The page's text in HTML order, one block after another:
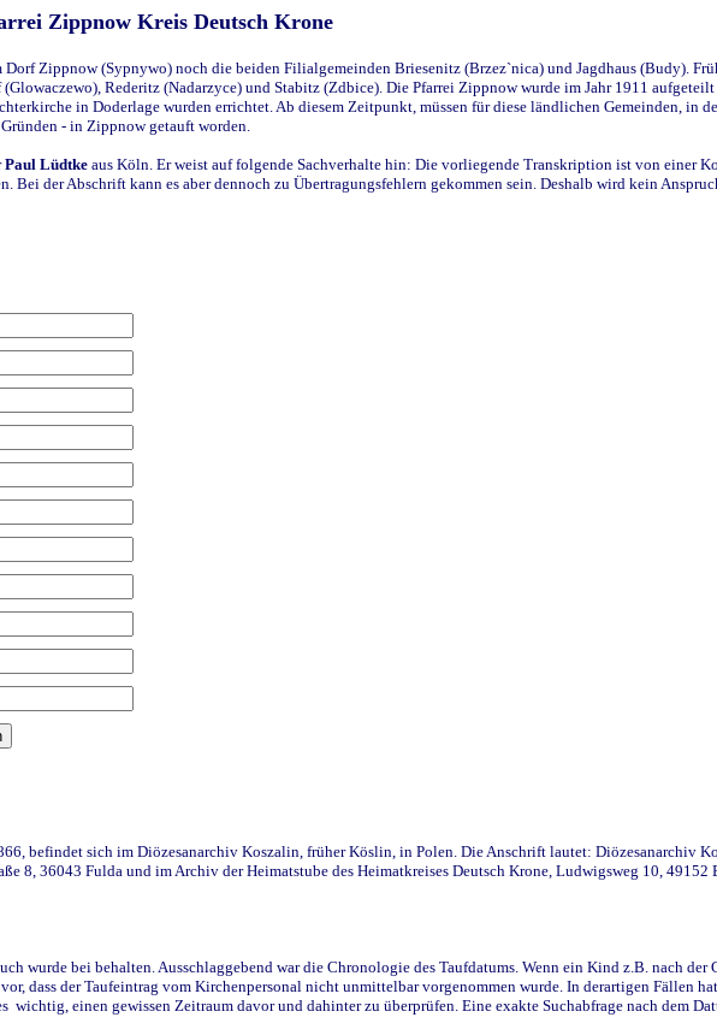
Zippnow Kreis Deutsch Krone
Zippnow (Sypnywo) noch die beiden Filialgemeinden Briesenitz (Brzez`nica) und Jagdhaus (Budy).
Rederitz (Nadarzyce) und Stabitz (Zdbice). Die Pfarrei Zippnow wurde im Jahr 1911
in Doderlage wurden errichtet. Ab diesem Zeitpunkt, müssen für diese ländlichen Gemeinden, in
- in Zippnow getauft worden.
Paul Lüdtke aus Köln. Er weist auf folgende Sachverhalte hin: Die vorliegende Transkription ist von einer
der Abschrift kann es aber dennoch zu Übertragungsfehlern gekommen sein. Deshalb wird kein
befindet sich im Diözesanarchiv Koszalin, früher Köslin, in Polen. Die Anschrift lautet: Diözesanarchiv
8, 36043 Fulda und im Archiv der Heimatstube des Heimatkreises Deutsch Krone, Ludwigsweg 10,
wurde bei behalten. Ausschlaggebend war die Chronologie des Taufdatums. Wenn ein Kind z.B. nach
dass der Taufeintrag vom Kirchenpersonal nicht unmittelbar vorgenommen wurde. In derartigen Fällen
wichtig, einen gewissen Zeitraum davor und dahinter zu überprüfen. Eine exakte Suchabfrage nach dem